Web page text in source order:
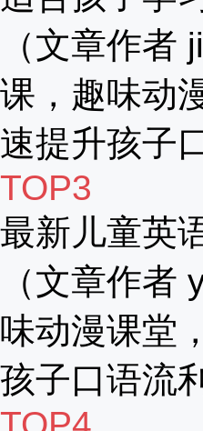
（文章作
课，趣味动
速提升孩子
TOP3
最新儿童英
（文章作
味动漫课堂
孩子口语流